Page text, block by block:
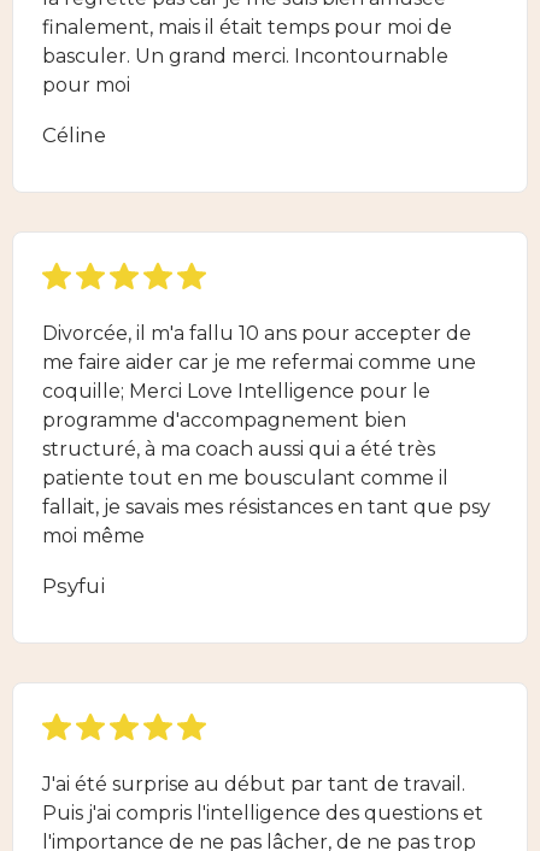
finalement, mais il était temps pour moi de
basculer. Un grand merci. Incontournable
pour moi
Céline
Divorcée, il m'a fallu 10 ans pour accepter de
me faire aider car je me refermai comme une
coquille; Merci Love Intelligence pour le
programme d'accompagnement bien
structuré, à ma coach aussi qui a été très
patiente tout en me bousculant comme il
fallait, je savais mes résistances en tant que psy
moi même
Psyfui
J'ai été surprise au début par tant de travail.
Puis j'ai compris l'intelligence des questions et
l'importance de ne pas lâcher, de ne pas trop